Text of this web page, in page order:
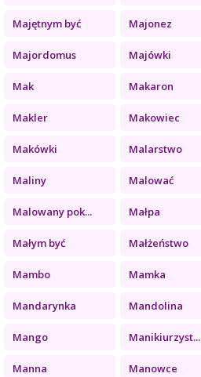
Majętnym być Majonez
Majordomus Majówki
Mak Makaron
Makler Makowiec
Makówki Malarstwo
Maliny Malować
Malowany pok... Małpa
Małym być Małżeństwo
Mambo Mamka
Mandarynka Mandolina
Mango Manikiurzyst...
Manna Manowce